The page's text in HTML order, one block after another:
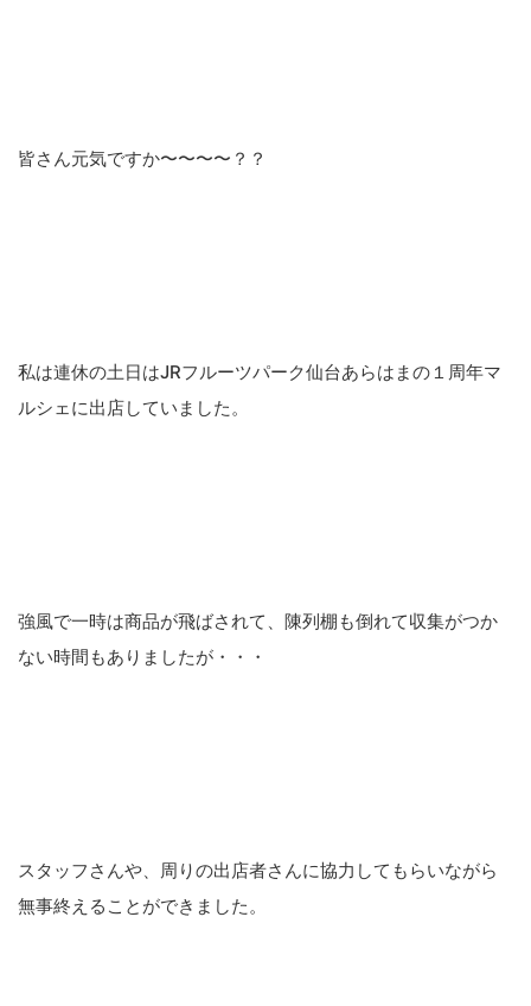
皆さん元気ですか〜〜〜〜？？
私は連休の土日はJRフルーツパーク仙台あらはまの１周年マ
ルシェに出店していました。
強風で一時は商品が飛ばされて、陳列棚も倒れて収集がつか
ない時間もありましたが・・・
スタッフさんや、周りの出店者さんに協力してもらいながら
無事終えることができました。